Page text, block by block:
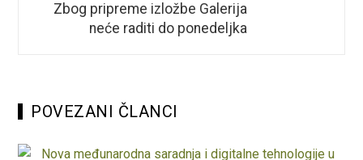
Zbog pripreme izložbe Galerija
neće raditi do ponedeljka
POVEZANI ČLANCI